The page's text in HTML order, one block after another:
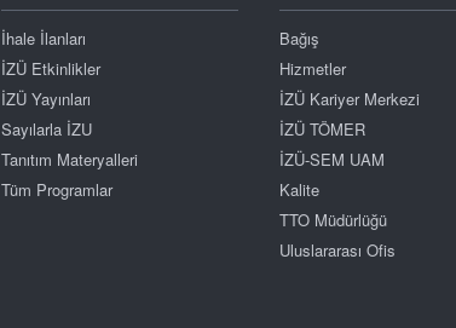
İhale İlanları
İZÜ Etkinlikler
İZÜ Yayınları
Sayılarla İZU
Tanıtım Materyalleri
Tüm Programlar
Bağış
Hizmetler
İZÜ Kariyer Merkezi
İZÜ TÖMER
İZÜ-SEM UAM
Kalite
TTO Müdürlüğü
Uluslararası Ofis